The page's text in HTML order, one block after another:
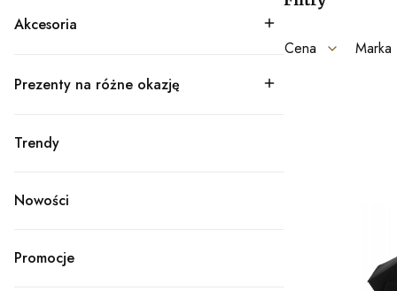
Kategoria - Akcesoria
Akcesoria
Kategoria - Prezenty na różne okazję
Prezenty na różne okazję
Kategoria - Trendy
Trendy
Nowości
Promocje
Cena Marka